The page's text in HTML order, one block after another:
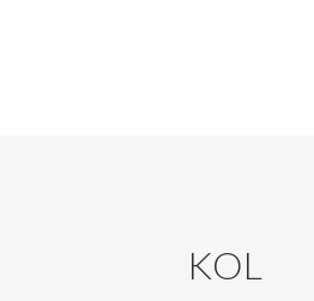
KOL